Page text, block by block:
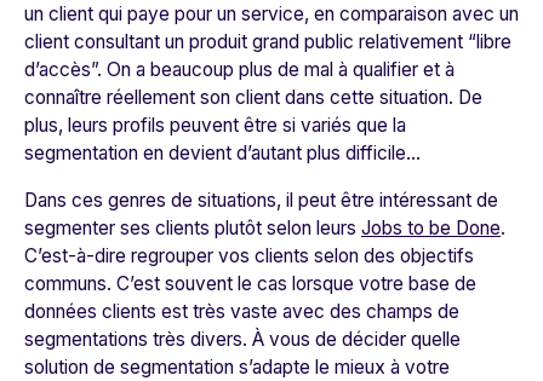
un client qui paye pour un service, en comparaison avec un
client consultant un produit grand public relativement “libre
d’accès”. On a beaucoup plus de mal à qualifier et à
connaître réellement son client dans cette situation. De
plus, leurs profils peuvent être si variés que la
segmentation en devient d’autant plus difficile…
Dans ces genres de situations, il peut être intéressant de
segmenter ses clients plutôt selon leurs Jobs to be Done.
C’est-à-dire regrouper vos clients selon des objectifs
communs. C’est souvent le cas lorsque votre base de
données clients est très vaste avec des champs de
segmentations très divers. À vous de décider quelle
solution de segmentation s’adapte le mieux à votre